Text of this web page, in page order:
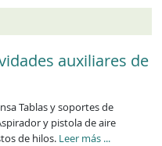
auxiliares de
Tablas y soportes de
y pistola de aire
de hilos. Leer más ECP2347_1
...